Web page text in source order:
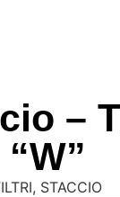
–
“W”
, STACCIO